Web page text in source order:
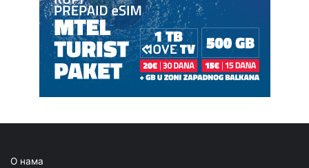
О нама